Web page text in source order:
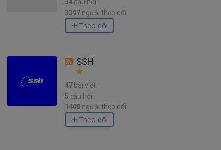
34 câu hỏi
3397 người theo dõi
Theo dõi
SSH
47 bài viết
5 câu hỏi
1408 người theo dõi
Theo dõi